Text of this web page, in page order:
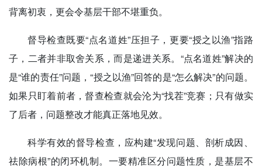
背离初衷，更会令基层干部不堪重负。
督导检查既要“点名道姓”压担子，更要“授之以渔”指路
子，二者并非取舍关系，而是递进关系。“点名道姓”解决的
是“谁的责任”问题，“授之以渔”回答的是“怎么解决”的问题。
如果只盯着前者，督查检查就会沦为“找茬”竞赛；只有做实
了后者，问题整改才能真正落地见效。
科学有效的督导检查，应构建“发现问题、剖析成因、
祛除病根”的闭环机制。一要精准区分问题性质，是基层不